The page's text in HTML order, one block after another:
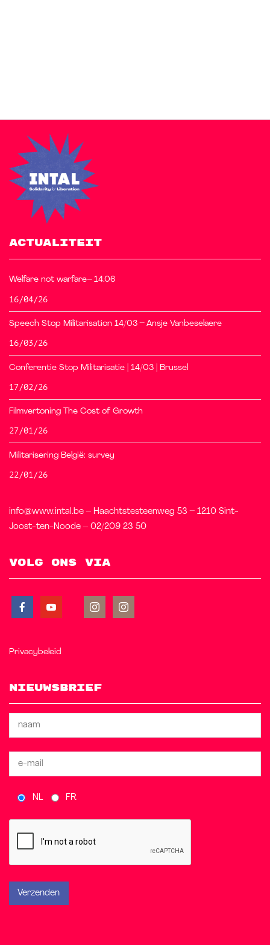
ACTUALITEIT
Welfare not warfare– 14.06
16/04/26
Speech Stop Militarisation 14/03 – Ansje Vanbeselaere
16/03/26
Conferentie Stop Militarisatie | 14/03 | Brussel
17/02/26
Filmvertoning The Cost of Growth
27/01/26
Militarisering België: survey
22/01/26
info@www.intal.be – Haachtstesteenweg 53 – 1210 Sint-
Joost-ten-Noode – 02/209 23 50
Volg ons via
Privacybeleid
Nieuwsbrief
NL FR